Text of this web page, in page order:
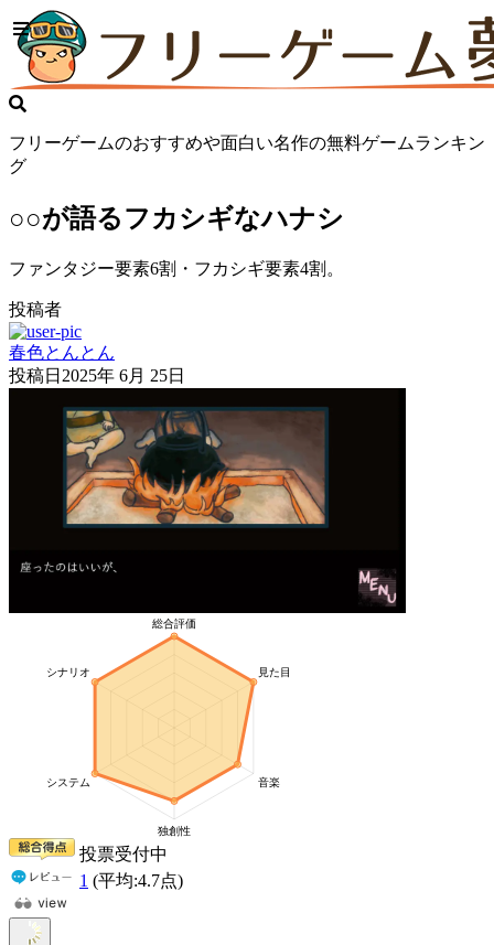
フリーゲームのおすすめや面白い名作の無料ゲームランキン
グ
○○が語るフカシギなハナシ
ファンタジー要素6割・フカシギ要素4割。
投稿者
春色とんとん
投稿日 2025年 6月 25日
投票受付中
1 (平均:4.7点)